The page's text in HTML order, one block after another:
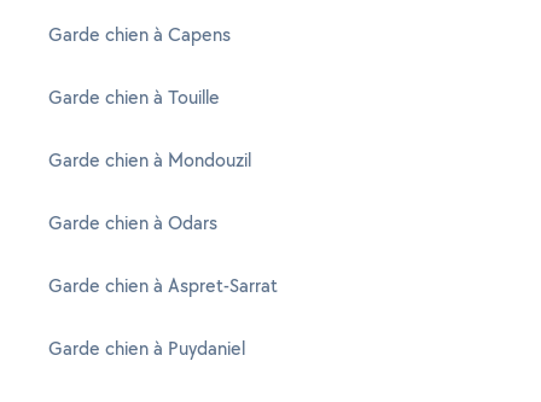
Garde chien à Capens
Garde chien à Touille
Garde chien à Mondouzil
Garde chien à Odars
Garde chien à Aspret-Sarrat
Garde chien à Puydaniel